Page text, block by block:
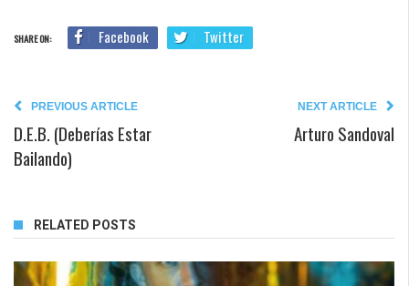
SHARE ON: Facebook Twitter
PREVIOUS ARTICLE
D.E.B. (Deberías Estar
Bailando)
NEXT ARTICLE
Arturo Sandoval
RELATED POSTS